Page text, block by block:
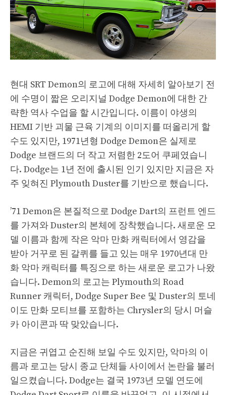
현대 SRT Demon의 로고에 대해 자세히 알아보기 전
에 수명이 짧은 오리지널 Dodge Demon에 대한 간
략한 역사 수업을 할 시간입니다. 이름이 야생의
HEMI 기반 괴물 근육 기계의 이미지를 떠올리게 할
수도 있지만, 1971년형 Dodge Demon은 실제로
Dodge 브랜드의 더 작고 저렴한 2도어 쿠페였습니
다. Dodge는 1년 전에 출시된 인기 있지만 지금은 자
주 잊혀진 Plymouth Duster를 기반으로 했습니다.
’71 Demon은 본질적으로 Dodge Dart의 프런트 엔드
를 가져와 Duster의 본체에 장착했습니다. 새로운 모
델 이름과 함께 작은 악마 만화 캐릭터에서 영감을
받아 거꾸로 된 갈퀴를 들고 있는 매우 1970년대 만
화 악마 캐릭터를 특징으로 하는 새로운 로고가 나왔
습니다. Demon의 로고는 Plymouth의 Road
Runner 캐릭터, Dodge Super Bee 및 Duster의 토네
이도 만화 모티브를 포함하는 Chrysler의 당시 머슬
카 아이콘과 딱 맞았습니다.
지금은 귀엽고 순진해 보일 수도 있지만, 악마의 이
름과 로고는 당시 종교 단체들 사이에서 논란을 불러
일으켰습니다. Dodge는 결국 1973년 모델 연도에